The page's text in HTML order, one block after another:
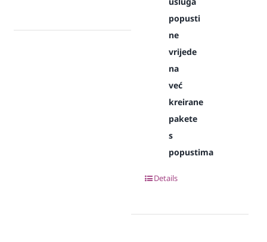
popusti
ne
vrijede
na
već
kreirane
pakete
s
popustima
Details